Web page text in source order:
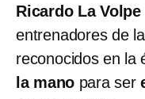
Ricardo La Volpe
entrenadores de
reconocidos en la
la mano para ser